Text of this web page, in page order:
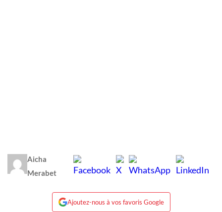
Aicha
Merabet
Ajoutez-nous à vos favoris Google